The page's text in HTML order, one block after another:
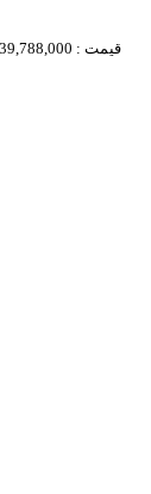
قیمت : 39,788,000 تومان